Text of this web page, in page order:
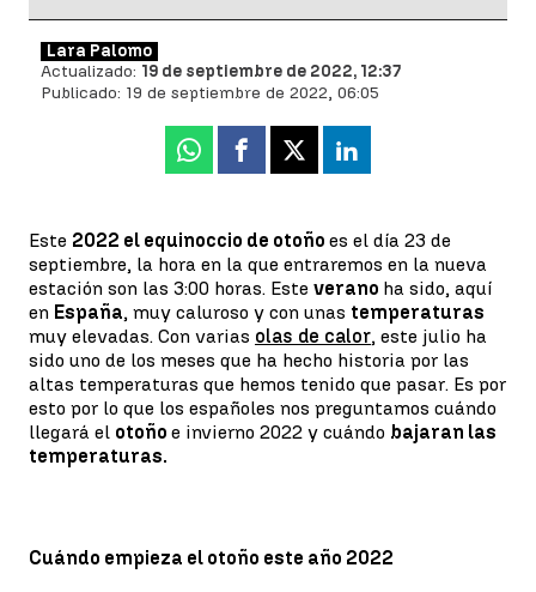
Lara Palomo
Actualizado: 19 de septiembre de 2022, 12:37
Publicado: 19 de septiembre de 2022, 06:05
Whatsapp
Facebook
X Linkedin
Este 2022 el equinoccio de otoño es el día 23 de
septiembre, la hora en la que entraremos en la nueva
estación son las 3:00 horas. Este verano ha sido, aquí
en España, muy caluroso y con unas temperaturas
muy elevadas. Con varias olas de calor, este julio ha
sido uno de los meses que ha hecho historia por las
altas temperaturas que hemos tenido que pasar. Es por
esto por lo que los españoles nos preguntamos cuándo
llegará el otoño e invierno 2022 y cuándo bajaran las
temperaturas.
Cuándo empieza el otoño este año 2022